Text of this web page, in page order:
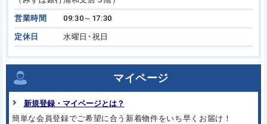
営業時間 09:30～17:30
定休日 水曜日･祝日
マイページ
新規登録・マイページとは？
簡単な会員登録でご希望に合う 新着物件をいち早くお届け！